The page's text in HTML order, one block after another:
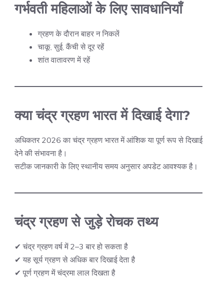
गर्भवती महिलाओं के लिए सावधानियाँ
ग्रहण के दौरान बाहर न निकलें
चाकू, सुई, कैंची से दूर रहें
शांत वातावरण में रहें
क्या चंद्र ग्रहण भारत में दिखाई देगा?
अधिकतर 2026 का चंद्र ग्रहण भारत में आंशिक या पूर्ण रूप से दिखाई
देने की संभावना है।
सटीक जानकारी के लिए स्थानीय समय अनुसार अपडेट आवश्यक है।
चंद्र ग्रहण से जुड़े रोचक तथ्य
✔ चंद्र ग्रहण वर्ष में 2–3 बार हो सकता है
✔ यह सूर्य ग्रहण से अधिक बार दिखाई देता है
✔ पूर्ण ग्रहण में चंद्रमा लाल दिखता है